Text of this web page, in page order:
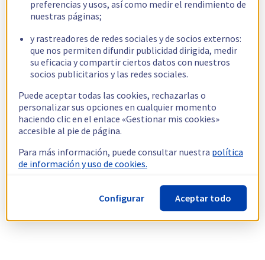
preferencias y usos, así como medir el rendimiento de
nuestras páginas;
y rastreadores de redes sociales y de socios externos:
que nos permiten difundir publicidad dirigida, medir
su eficacia y compartir ciertos datos con nuestros
socios publicitarios y las redes sociales.
Puede aceptar todas las cookies, rechazarlas o
personalizar sus opciones en cualquier momento
haciendo clic en el enlace «Gestionar mis cookies»
accesible al pie de página.
Para más información, puede consultar nuestra política
de información y uso de cookies.
Configurar Aceptar todo